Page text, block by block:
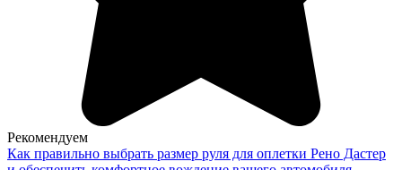
Рекомендуем
Как правильно выбрать размер руля для оплетки Рено Дастер